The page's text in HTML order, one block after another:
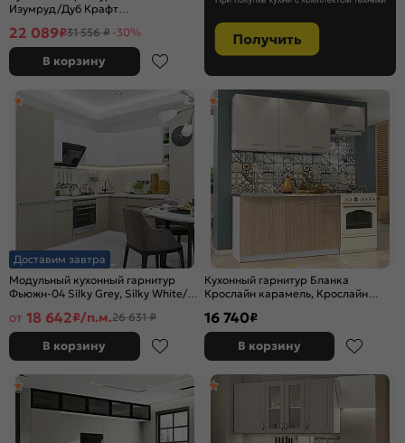
Изумруд/Дуб Крафт
22 089₽31 556 ₽ -30%
В корзину
Доставим завтра
Модульный кухонный гарнитур
Фьюжн-04 Silky Grey, Silky White/
от 18 642₽/п.м.26 631 ₽
В корзину
Кухонный гарнитур Бланка
Крослайн карамель, Крослайн
16 740₽
В корзину